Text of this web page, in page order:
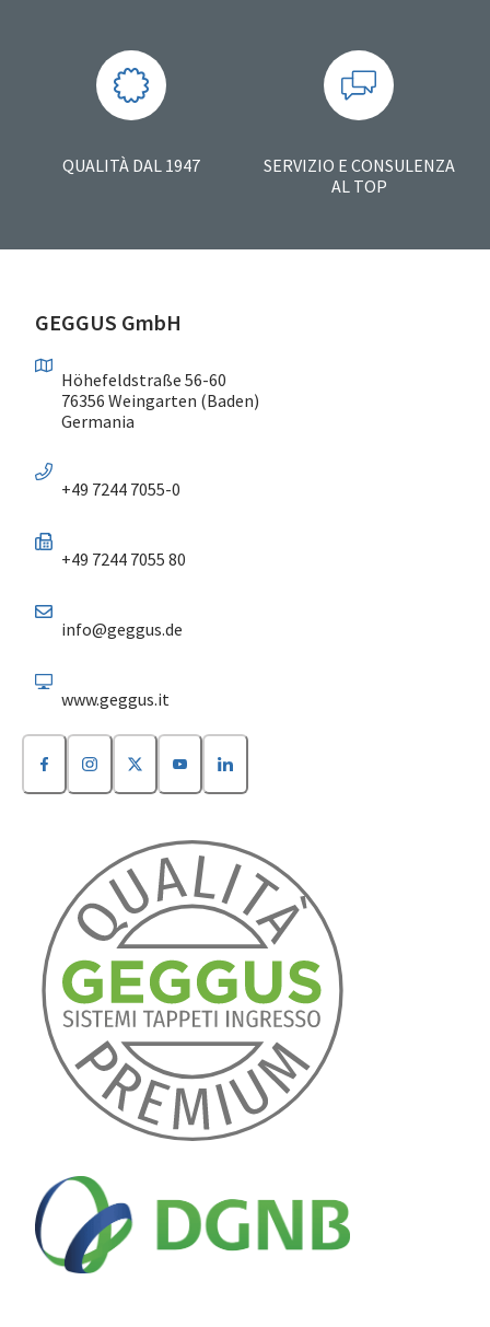
QUALITÀ DAL 1947
SERVIZIO E CONSULENZA
AL TOP
GEGGUS GmbH
Höhefeldstraße 56-60
76356 Weingarten (Baden)
Germania
+49 7244 7055-0
+49 7244 7055 80
info@geggus.de
www.geggus.it